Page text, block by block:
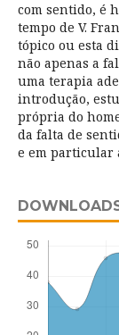
com sentido, é
tempo de V.
tópico ou esta
não apenas a
uma terapia
introdução,
própria do
da falta de
e em particular